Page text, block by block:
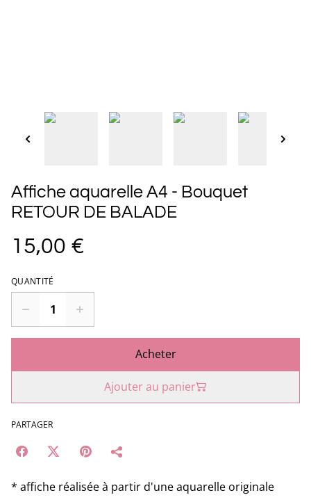
Affiche aquarelle A4 - Bouquet
RETOUR DE BALADE
15,00 €
QUANTITÉ
Acheter
Ajouter au panier
PARTAGER
* affiche réalisée à partir d'une aquarelle originale